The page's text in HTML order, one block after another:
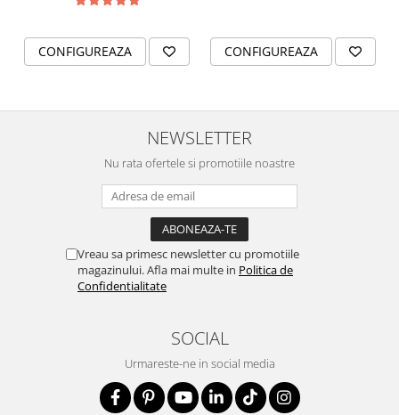
pe cartonas si apoi in punguta.
CONFIGUREAZA CONFIGUREAZA
NEWSLETTER
Nu rata ofertele si promotiile noastre
Vreau sa primesc newsletter cu promotiile
magazinului. Afla mai multe in Politica de
Confidentialitate
SOCIAL
Urmareste-ne in social media